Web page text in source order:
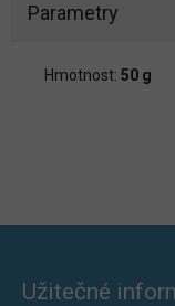
Parametry
Hmotnost: 50 g
Užitečné